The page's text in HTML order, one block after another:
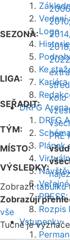
Vedení
Logo
Historie
Ke
Kariéra
DRFG Arena
DRFG
Plánek
Rozpis
Vstupenky
SEZONA:
LIGA:
střed
SEŘADIT:
kolo
TÝM:
PRE
MÍSTO:
VÝSLEDKY:
Zobrazittabulku
Zobrazuji
vše
Tučně je